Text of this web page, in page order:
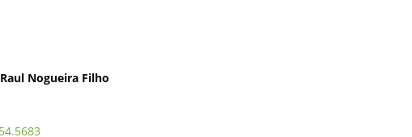
Raul Nogueira Filho